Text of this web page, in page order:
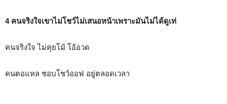
4 คนจริงใจเขาไม่โชว์ไม่เสนอหน้าเพราะมันไม่ได้ดูเท่
คนจริงใจ ไม่คุยโม้ โอ้อวด
คนตอแหล ชอบโชว์ออฟ อยู่ตลอดเวลา